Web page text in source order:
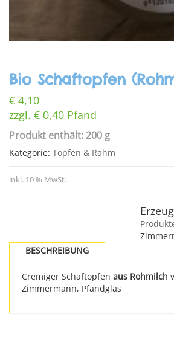
Bio Schaftopfen
€ 4,10
zzgl. € 0,40 Pfand
Produkt enthält: 200 g
Kategorie: Topfen & Rahm
inkl. 10 % MwSt.
BESCHREIBUNG
Cremiger Schaftopfen aus Rohmilch
Zimmermann, Pfandglas